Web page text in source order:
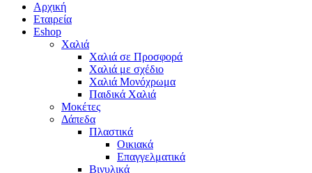
Αρχική
Εταιρεία
Eshop
Χαλιά
Χαλιά σε Προσφορά
Χαλιά με σχέδιο
Χαλιά Μονόχρωμα
Παιδικά Χαλιά
Μοκέτες
Δάπεδα
Πλαστικά
Οικιακά
Επαγγελματικά
Βινυλικά